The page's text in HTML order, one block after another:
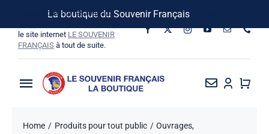
La boutique du Souvenir Français
contenu
Suivez-nous sur les réseaux
le site internet LE SOUVENIR
FRANÇAIS à tout de suite.
Toggle
La Boutique
Home Produits pour tout public
Ouvrages